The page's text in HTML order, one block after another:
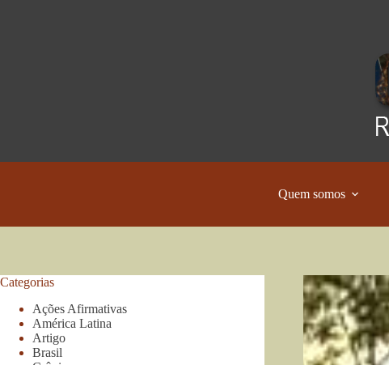
Quem somos
Categorias
Ações Afirmativas
América Latina
Artigo
Brasil